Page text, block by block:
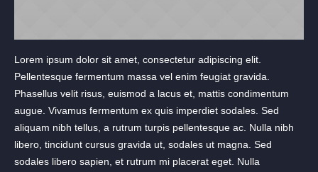
Lorem ipsum dolor sit amet, consectetur adipiscing elit.
Pellentesque fermentum massa vel enim feugiat gravida.
Phasellus velit risus, euismod a lacus et, mattis condimentum
augue. Vivamus fermentum ex quis imperdiet sodales. Sed
aliquam nibh tellus, a rutrum turpis pellentesque ac. Nulla nibh
libero, tincidunt cursus gravida ut, sodales ut magna. Sed
sodales libero sapien, et rutrum mi placerat eget. Nulla